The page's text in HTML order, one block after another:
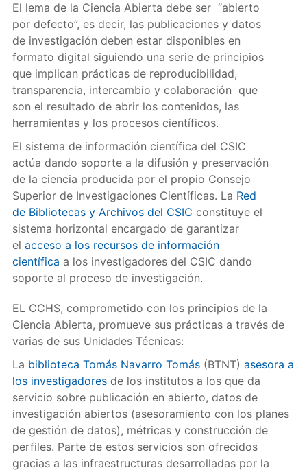
El lema de la Ciencia Abierta debe ser “abierto
por defecto”, es decir, las publicaciones y datos
de investigación deben estar disponibles en
formato digital siguiendo una serie de principios
que implican prácticas de reproducibilidad,
transparencia, intercambio y colaboración que
son el resultado de abrir los contenidos, las
herramientas y los procesos científicos.
El sistema de información científica del CSIC
actúa dando soporte a la difusión y preservación
de la ciencia producida por el propio Consejo
Superior de Investigaciones Científicas. La Red
de Bibliotecas y Archivos del CSIC constituye el
sistema horizontal encargado de garantizar
el acceso a los recursos de información
científica a los investigadores del CSIC dando
soporte al proceso de investigación.
EL CCHS, comprometido con los principios de la
Ciencia Abierta, promueve sus prácticas a través de
varias de sus Unidades Técnicas:
La biblioteca Tomás Navarro Tomás(BTNT) asesora a
los investigadoresde los institutos a los que da
servicio sobre publicación en abierto, datos de
investigación abiertos (asesoramiento con los planes
de gestión de datos), métricas y construcción de
perfiles. Parte de estos servicios son ofrecidos
gracias a las infraestructuras desarrolladas por la